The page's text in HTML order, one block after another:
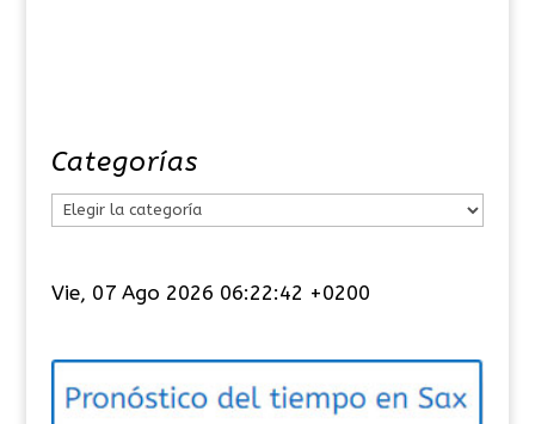
Categorías
e
o
Vie, 07 Ago 2026 06:22:42 +0200